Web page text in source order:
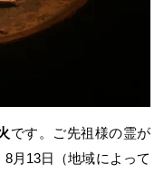
です。ご先祖様の霊が
月13日（地域によって